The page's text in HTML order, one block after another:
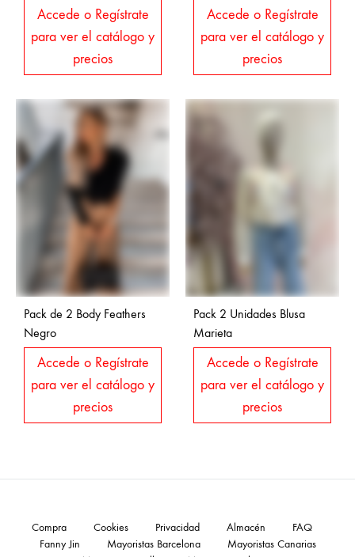
Accede o Regístrate
para ver el catálogo y
precios
Accede o Regístrate
para ver el catálogo y
precios
Pack de 2 Body Feathers
Negro
Accede o Regístrate
para ver el catálogo y
precios
Pack 2 Unidades Blusa
Marieta
Accede o Regístrate
para ver el catálogo y
precios
Compra Cookies Privacidad Almacén
FAQ
Fanny Jin
Mayoristas Barcelona
Mayoristas Canarias